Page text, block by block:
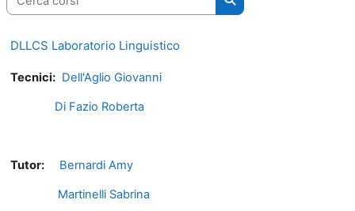
Cerca corsi
DLLCS Laboratorio Linguistico
Tecnici: Dell'Aglio Giovanni
Di Fazio Roberta
Tutor: Bernardi Amy
Martinelli Sabrina